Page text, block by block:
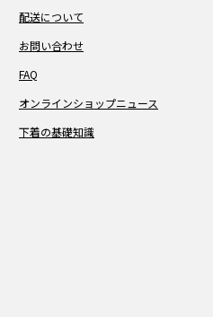
配送について
お問い合わせ
FAQ
オンラインショップニュース
下着の基礎知識